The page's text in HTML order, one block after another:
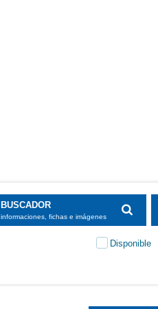
BUSCADOR
informaciones, fichas e imágenes
Disponible